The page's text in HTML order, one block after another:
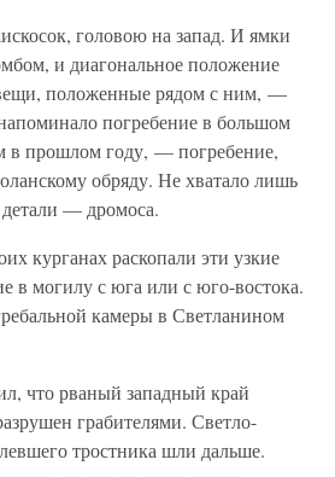
головою на запад. И ямки
и диагональное положение
положенные рядом с ним, —
погребение в большом
в прошлом году, — погребение,
обряду. Не хватало лишь
— дромоса.
курганах раскопали эти узкие
в могилу с юга или с юго-востока.
камеры в Светланином
что рваный западный край
грабителями. Светло-
тростника шли дальше.